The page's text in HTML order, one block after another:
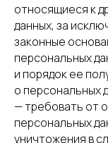
относящиеся к
данных, за
законные
персональных
и порядок ее
о персональных
— требовать от
персональных
уничтожения в